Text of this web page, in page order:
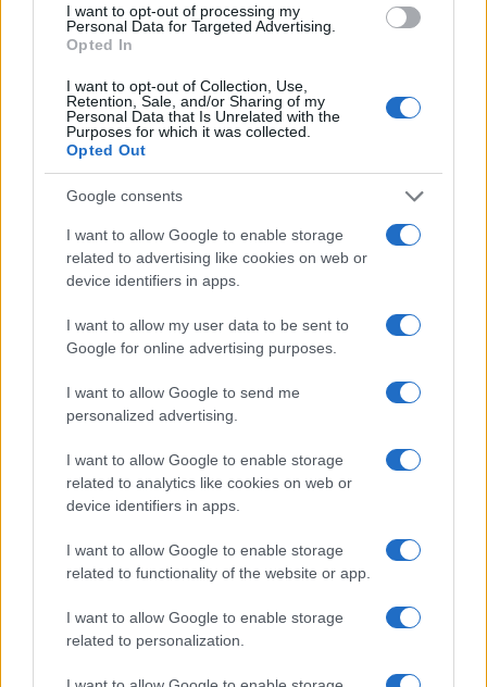
I want to opt-out of processing my
Personal Data for Targeted Advertising.
Opted In
I want to opt-out of Collection, Use,
Retention, Sale, and/or Sharing of my
Personal Data that Is Unrelated with the
Purposes for which it was collected.
Opted Out
Google consents
I want to allow Google to enable storage
related to advertising like cookies on web or
device identifiers in apps.
I want to allow my user data to be sent to
Google for online advertising purposes.
I want to allow Google to send me
personalized advertising.
I want to allow Google to enable storage
related to analytics like cookies on web or
device identifiers in apps.
I want to allow Google to enable storage
related to functionality of the website or app.
I want to allow Google to enable storage
related to personalization.
Prema tim informacijama, cijena za dvije ulaznice za
parter (područje ispred bine koje prima oko
300.000 ljudi) iznosi oko 3,20 KM, odnosno jedna
ulaznica košta približno 1,60 KM.
#supruga